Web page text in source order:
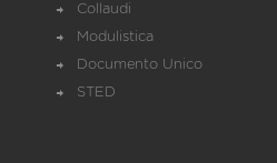
Collaudi
Modulistica
Documento Unico
STED